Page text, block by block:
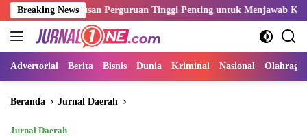
Langsung
ke
konten
Breaking News
Lulusan Perguruan Tinggi Penting untuk Menjawab Kebutuhan
Advertorial Berita Bisnis Dunia Kriminal Nasional Olahraga
Beranda Jurnal Daerah
Jurnal Daerah